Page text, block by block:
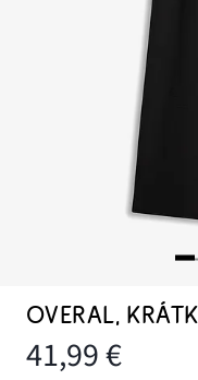
OVERAL,
41,99 €